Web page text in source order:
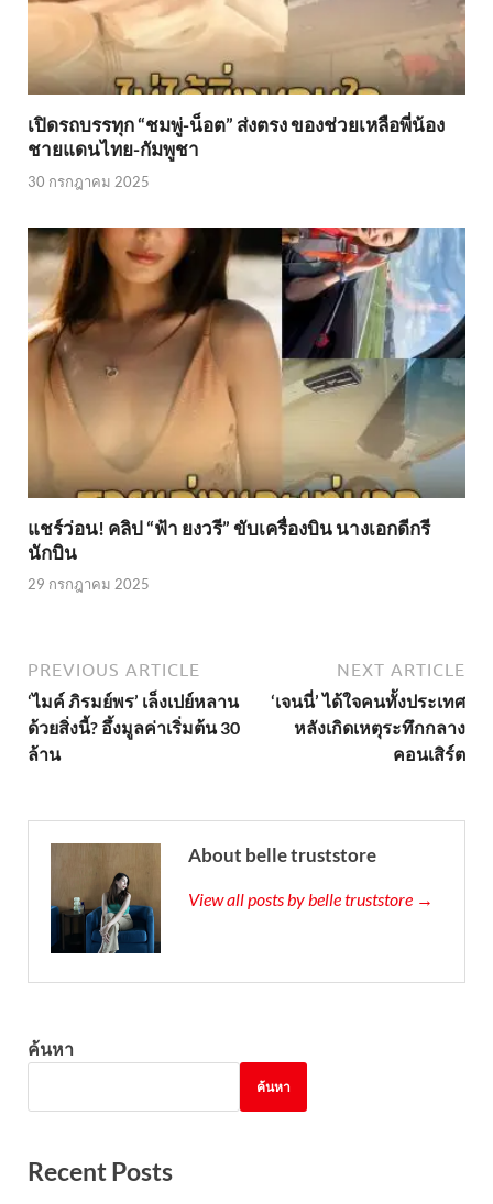
เปิดรถบรรทุก “ชมพู่-น็อต” ส่งตรง ของช่วยเหลือพี่น้อง
ชายแดนไทย-กัมพูชา
30 กรกฎาคม 2025
แชร์ว่อน! คลิป “ฟ้า ยงวรี” ขับเครื่องบิน นางเอกดีกรี
นักบิน
29 กรกฎาคม 2025
PREVIOUS ARTICLE
‘ไมค์ ภิรมย์พร’ เล็งเปย์หลาน
ด้วยสิ่งนี้? อึ้งมูลค่าเริ่มต้น 30
ล้าน
NEXT ARTICLE
‘เจนนี่’ ได้ใจคนทั้งประเทศ
หลังเกิดเหตุระทึกกลาง
คอนเสิร์ต
About belle truststore
View all posts by belle truststore →
ค้นหา
ค้นหา
Recent Posts